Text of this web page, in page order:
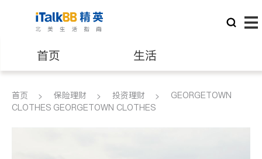
首页 生活
医生 律师
首页 保险理财 投资理财
GEORGETOWN
CLOTHES GEORGETOWN CLOTHES